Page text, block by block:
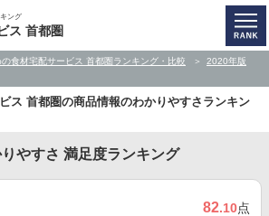
ング
ス 首都圏
の食材宅配サービス 首都圏ランキング・比較
2020年版
ス 首都圏の商品情報のわかりやすさランキン
やすさ 満足度ランキング
82.10点